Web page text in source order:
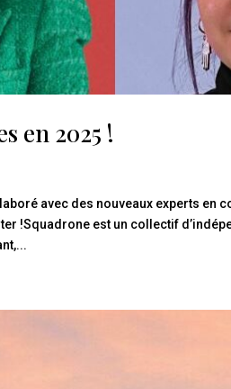
en 2025 !
avec des nouveaux experts en
!Squadrone est un collectif